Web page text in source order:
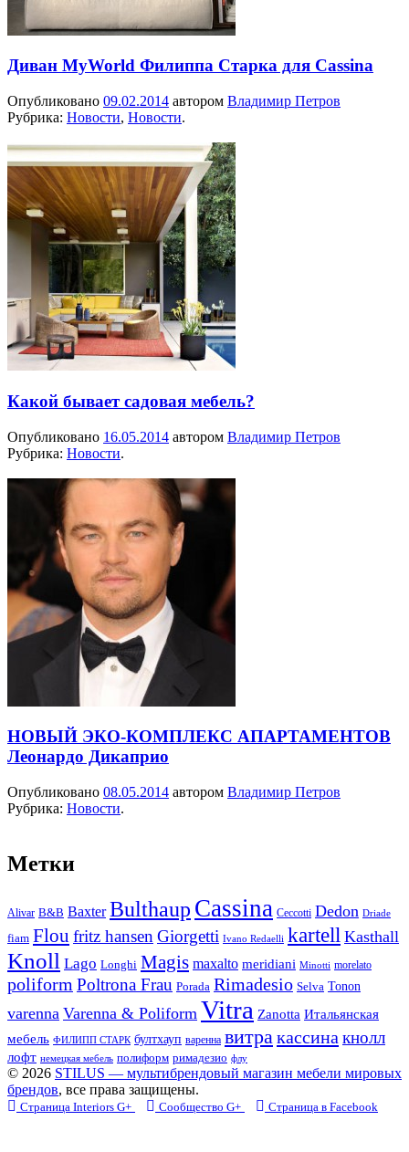
Диван MyWorld Филиппа Старка для Cassina
Опубликовано 09.02.2014 автором Владимир Петров
Рубрика: Новости, Новости.
Какой бывает садовая мебель?
Опубликовано 16.05.2014 автором Владимир Петров
Рубрика: Новости.
НОВЫЙ ЭКО-КОМПЛЕКС АПАРТАМЕНТОВ
Леонардо Дикаприо
Опубликовано 08.05.2014 автором Владимир Петров
Рубрика: Новости.
Метки
Alivar B&B Baxter Bulthaup Cassina Ceccotti Dedon Driade
fiam Flou fritz hansen Giorgetti Ivano Redaelli kartell Kasthall
Knoll Lago Longhi Magis maxalto meridiani Minotti morelato
poliform Poltrona Frau Porada Rimadesio Selva Tonon
varenna Varenna & Poliform Vitra Zanotta Итальянская
мебель ФИЛИПП СТАРК бултхауп варенна витра кассина кнолл
лофт немецкая мебель полиформ римадезио флу
© 2026 STILUS — мультибрендовый магазин мебели мировых
брендов, все права защищены.
Страница Interiors G+ Сообщество G+ Страница в Facebook